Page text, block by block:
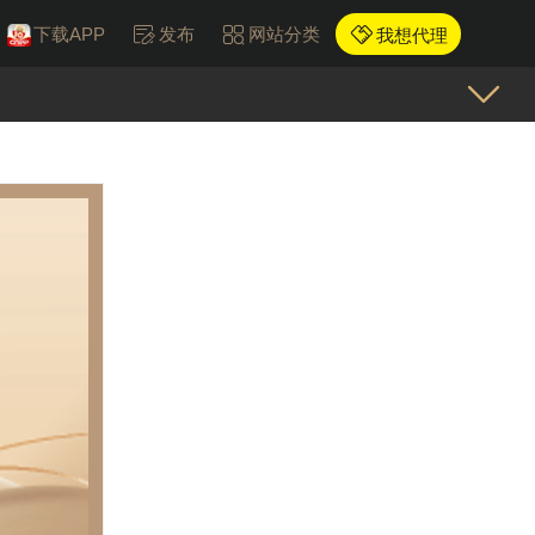
下载APP 发布 网站分类 我想代理